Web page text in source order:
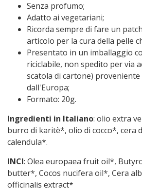
Senza profumo;
Adatto ai vegetariani;
Ricorda sempre di fare un
articolo per la cura della pelle
Presentato in un imballaggio
riciclabile, non spedito per via
scatola di cartone)
dall'Europa;
Formato: 20g.
Ingredienti in Italiano: olio extra
burro di karitè*, olio di cocco*, cera
calendula*.
INCI: Olea europaea fruit oil*,
butter*, Cocos nucifera oil*, Cera
officinalis extract*